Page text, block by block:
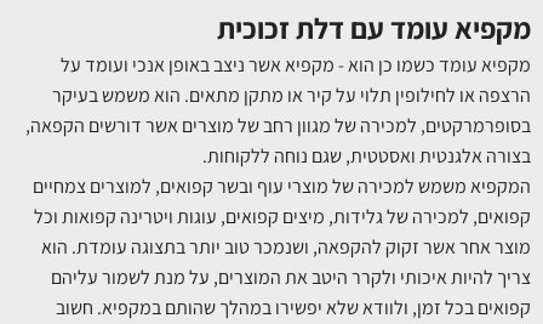
מקפיא עומד עם דלת זכוכית
מקפיא עומד כשמו כן הוא - מקפיא אשר ניצב באופן אנכי ועומד על
הרצפה או לחילופין תלוי על קיר או מתקן מתאים. הוא משמש בעיקר
בסופרמרקטים, למכירה של מגוון רחב של מוצרים אשר דורשים הקפאה,
בצורה אלגנטית ואסטטית, שגם נוחה ללקוחות.
המקפיא משמש למכירה של מוצרי עוף ובשר קפואים, למוצרים צמחיים
קפואים, למכירה של גלידות, מיצים קפואים, עוגות ויטרינה קפואות וכל
מוצר אחר אשר זקוק להקפאה, ושנמכר טוב יותר בתצוגה עומדת. הוא
צריך להיות איכותי ולקרר היטב את המוצרים, על מנת לשמור עליהם
קפואים בכל זמן, ולוודא שלא יפשירו במהלך שהותם במקפיא. חשוב